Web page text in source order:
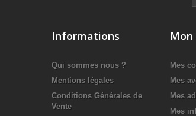
Informations
Qui sommes nous ?
Mentions légales
Conditions Générales de
Vente
Mes
Mes
Mes
Mes